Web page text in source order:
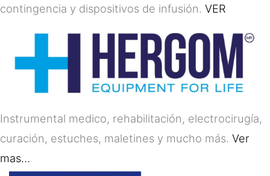
contingencia y dispositivos de infusión. VER
Instrumental medico, rehabilitación, electrocirugía,
curación, estuches, maletines y mucho más. Ver
mas…